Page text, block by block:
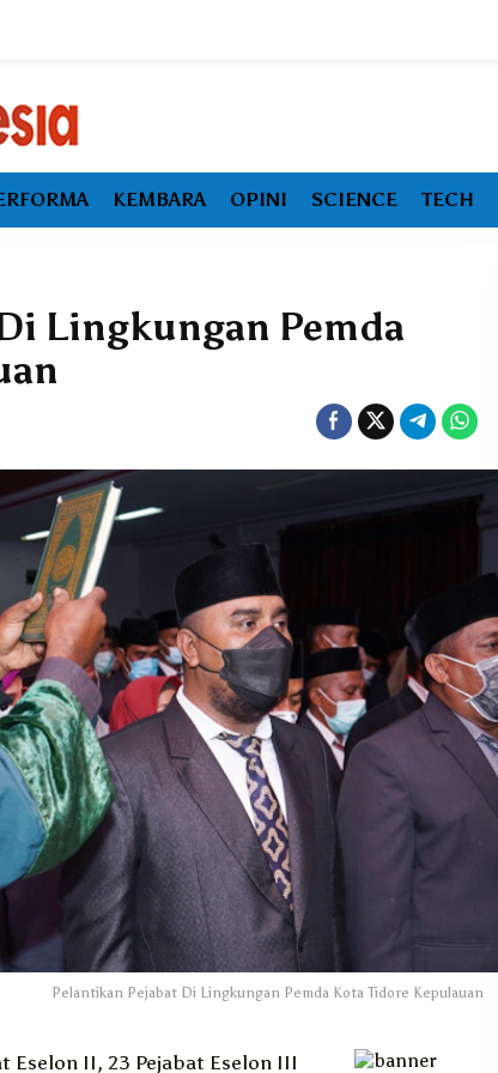
KEMBARA OPINI SCIENCE TECH
Lingkungan Pemda
Pelantikan Pejabat Di Lingkungan Pemda Kota Tidore Kepulauan
Eselon II, 23 Pejabat Eselon III
Ekonomi Maluku Utara Tumbuh
Pengangguran Jadi Alarm Baru